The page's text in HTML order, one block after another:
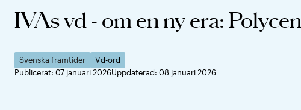
IVAs vd - om en ny era: Polycen
Svenska framtider
Vd-ord
Publicerat: 07 januari 2026Uppdaterad: 08 januari 2026